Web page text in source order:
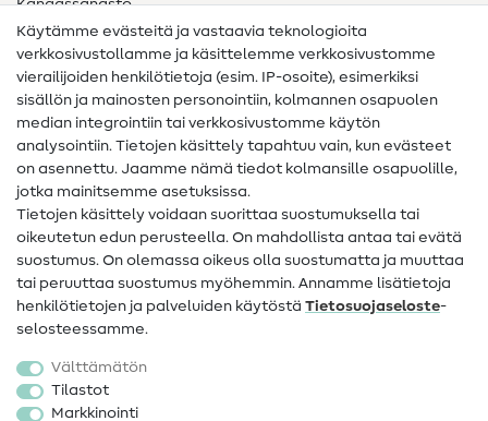
Kangassanasto
Ompelusanasto
Ompeluohjeet
Apua ja yhteystiedot
Yhteystiedot
Tietoa omistajanvaihdoksesta
Peruutusoikeus
Suosittu
Kankaat
Ompelutarvikkeet
Käytämme evästeitä ja vastaavia teknologioita
verkkosivustollamme ja käsittelemme verkkosivustomme
vierailijoiden henkilötietoja (esim. IP-osoite), esimerkiksi
sisällön ja mainosten personointiin, kolmannen osapuolen
median integrointiin tai verkkosivustomme käytön
analysointiin. Tietojen käsittely tapahtuu vain, kun evästeet
on asennettu. Jaamme nämä tiedot kolmansille osapuolille,
jotka mainitsemme asetuksissa.
Tietojen käsittely voidaan suorittaa suostumuksella tai
oikeutetun edun perusteella. On mahdollista antaa tai evätä
suostumus. On olemassa oikeus olla suostumatta ja muuttaa
tai peruuttaa suostumus myöhemmin. Annamme lisätietoja
henkilötietojen ja palveluiden käytöstä Tietosuojaseloste-
selosteessamme.
Välttämätön
Tilastot
Markkinointi